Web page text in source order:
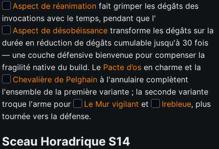
Aspect de réanimation fait grimper les dégâts des
invocations avec le temps, pendant que l'
Aspect de désobéissance transforme les dégâts sur la
durée en réduction de dégâts cumulable jusqu'à 30 fois
— une couche défensive bienvenue pour compenser la
fragilité native du build. Le Pacte d’os en charme et la
Chevalière de Pelghain à l'annulaire complètent
l'ensemble de la première variante ; la seconde variante
troque l'arme pour
Le Mur vigilant et Irebleue, plus
tournée vers la défense.
Sceau Horadrique S14